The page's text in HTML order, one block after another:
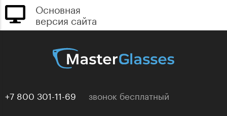
Основная
версия сайта
+7 800 301-11-69 звонок бесплатный